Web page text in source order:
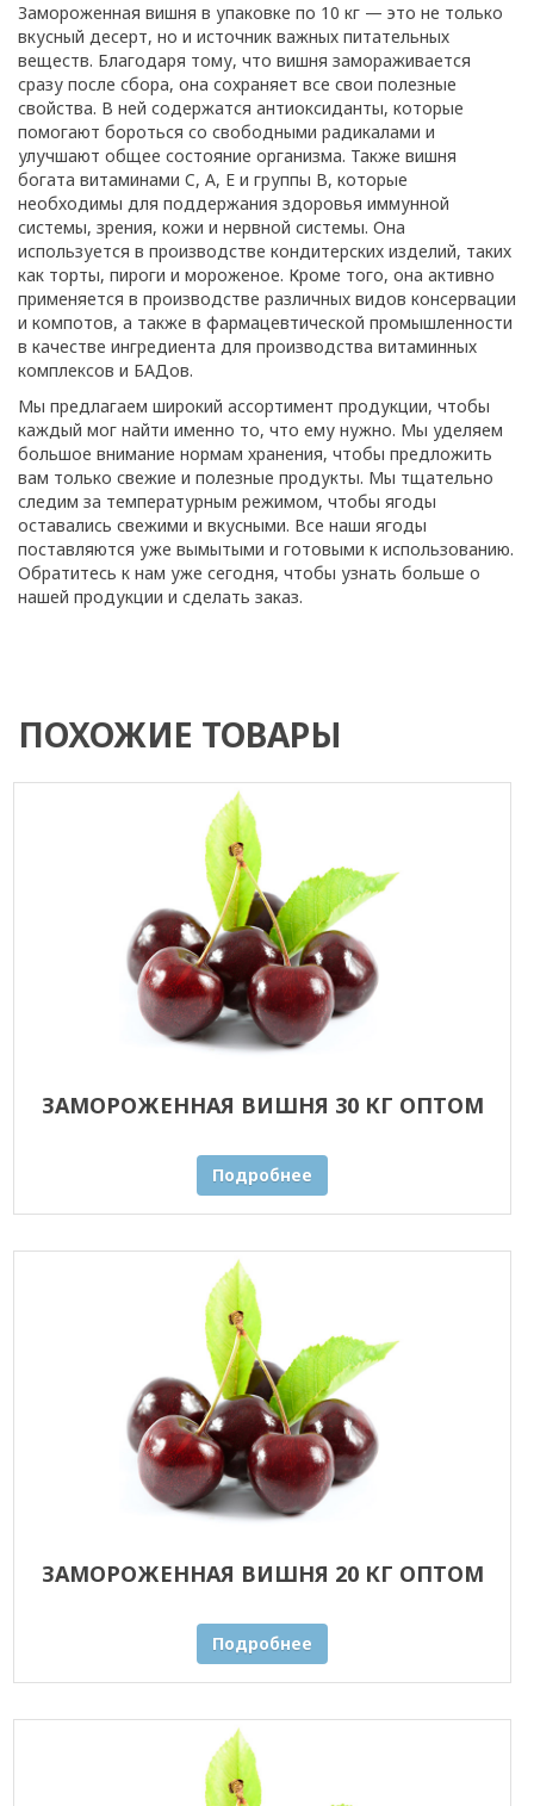
Замороженная вишня в упаковке по 10 кг — это не только
вкусный десерт, но и источник важных питательных
веществ. Благодаря тому, что вишня замораживается
сразу после сбора, она сохраняет все свои полезные
свойства. В ней содержатся антиоксиданты, которые
помогают бороться со свободными радикалами и
улучшают общее состояние организма. Также вишня
богата витаминами C, A, E и группы B, которые
необходимы для поддержания здоровья иммунной
системы, зрения, кожи и нервной системы. Она
используется в производстве кондитерских изделий, таких
как торты, пироги и мороженое. Кроме того, она активно
применяется в производстве различных видов консервации
и компотов, а также в фармацевтической промышленности
в качестве ингредиента для производства витаминных
комплексов и БАДов.
Мы предлагаем широкий ассортимент продукции, чтобы
каждый мог найти именно то, что ему нужно. Мы уделяем
большое внимание нормам хранения, чтобы предложить
вам только свежие и полезные продукты. Мы тщательно
следим за температурным режимом, чтобы ягоды
оставались свежими и вкусными. Все наши ягоды
поставляются уже вымытыми и готовыми к использованию.
Обратитесь к нам уже сегодня, чтобы узнать больше о
нашей продукции и сделать заказ.
ПОХОЖИЕ ТОВАРЫ
ЗАМОРОЖЕННАЯ ВИШНЯ 30 КГ ОПТОМ
Подробнее
ЗАМОРОЖЕННАЯ ВИШНЯ 20 КГ ОПТОМ
Подробнее